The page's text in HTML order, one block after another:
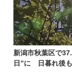
新潟市秋葉区で
日”に 日暮れ後